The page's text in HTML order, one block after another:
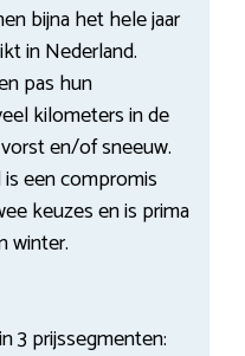
bijna het hele jaar
in Nederland.
pas hun
kilometers in de
en/of sneeuw.
een compromis
keuzes en is prima
winter.
3 prijssegmenten: